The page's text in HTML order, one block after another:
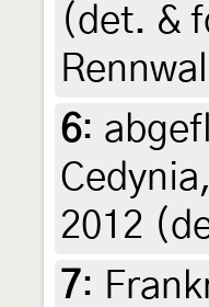
(det. &
6:
2012
7: